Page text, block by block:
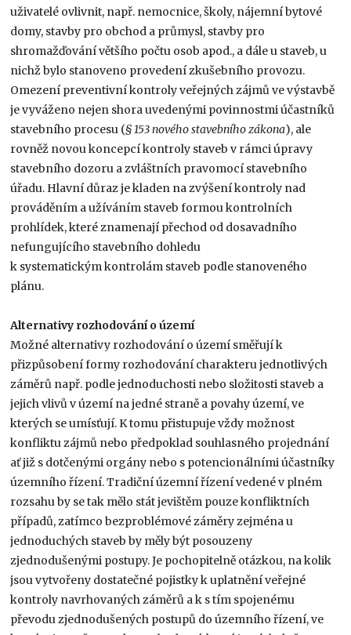
uživatelé ovlivnit, např. nemocnice, školy, nájemní bytové
domy, stavby pro obchod a průmysl, stavby pro
shromažďování většího počtu osob apod., a dále u staveb, u
nichž bylo stanoveno provedení zkušebního provozu.
Omezení preventivní kontroly veřejných zájmů ve výstavbě
je vyváženo nejen shora uvedenými povinnostmi účastníků
stavebního procesu (§ 153 nového stavebního zákona), ale
rovněž novou koncepcí kontroly staveb v rámci úpravy
stavebního dozoru a zvláštních pravomocí stavebního
úřadu. Hlavní důraz je kladen na zvýšení kontroly nad
prováděním a užíváním staveb formou kontrolních
prohlídek, které znamenají přechod od dosavadního
nefungujícího stavebního dohledu
k systematickým kontrolám staveb podle stanoveného
plánu.
Alternativy rozhodování o území
Možné alternativy rozhodování o území směřují k
přizpůsobení formy rozhodování charakteru jednotlivých
záměrů např. podle jednoduchosti nebo složitosti staveb a
jejich vlivů v území na jedné straně a povahy území, ve
kterých se umísťují. K tomu přistupuje vždy možnost
konfliktu zájmů nebo předpoklad souhlasného projednání
ať již s dotčenými orgány nebo s potencionálními účastníky
územního řízení. Tradiční územní řízení vedené v plném
rozsahu by se tak mělo stát jevištěm pouze konfliktních
případů, zatímco bezproblémové záměry zejména u
jednoduchých staveb by měly být posouzeny
zjednodušenými postupy. Je pochopitelně otázkou, na kolik
jsou vytvořeny dostatečné pojistky k uplatnění veřejné
kontroly navrhovaných záměrů a k s tím spojenému
převodu zjednodušených postupů do územního řízení, ve